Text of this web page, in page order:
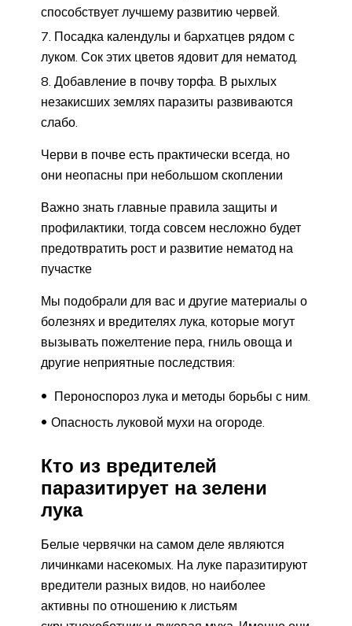
способствует лучшему развитию червей.
Посадка календулы и бархатцев рядом с
луком. Сок этих цветов ядовит для нематод.
Добавление в почву торфа. В рыхлых
незакисших землях паразиты развиваются
слабо.
Черви в почве есть практически всегда, но
они неопасны при небольшом скоплении
Важно знать главные правила защиты и
профилактики, тогда совсем несложно будет
предотвратить рост и развитие нематод на
пучастке
Мы подобрали для вас и другие материалы о
болезнях и вредителях лука, которые могут
вызывать пожелтение пера, гниль овоща и
другие неприятные последствия:
Пероноспороз лука и методы борьбы с ним.
Опасность луковой мухи на огороде.
Кто из вредителей
паразитирует на зелени
лука
Белые червячки на самом деле являются
личинками насекомых. На луке паразитируют
вредители разных видов, но наиболее
активны по отношению к листьям